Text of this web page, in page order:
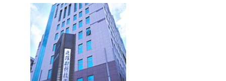
サポート
パートナー
Infortrendについて